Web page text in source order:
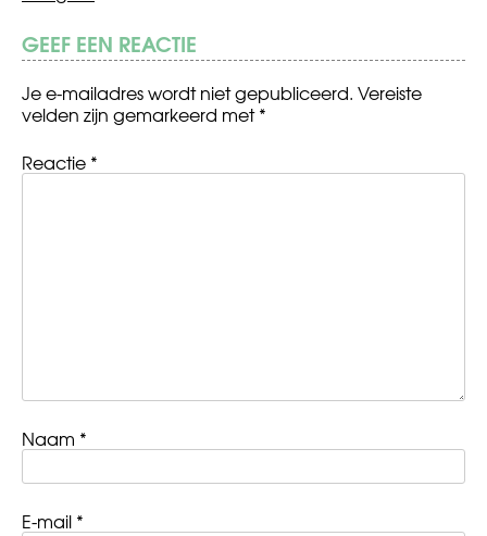
GEEF EEN REACTIE
Je e-mailadres wordt niet gepubliceerd. Vereiste
velden zijn gemarkeerd met*
Reactie *
Naam *
E-mail *